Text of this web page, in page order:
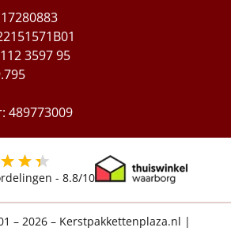
3597 95
489773009
- 8.8/10
– 2026 – Kerstpakkettenplaza.nl |